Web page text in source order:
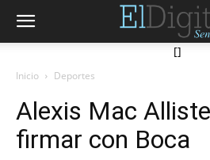
[]
Inicio Deportes
Alexis Mac
firmar con Boca